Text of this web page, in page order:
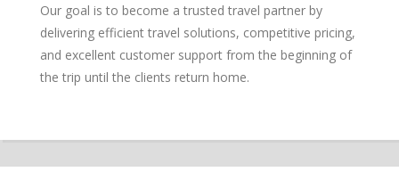
Our goal is to become a trusted travel partner by
delivering efficient travel solutions, competitive pricing,
and excellent customer support from the beginning of
the trip until the clients return home.